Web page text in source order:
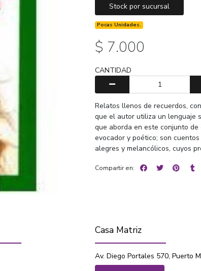
Stock por sucursal
Pocas Unidades.
$ 7.000
CANTIDAD
Relatos llenos de recuerdos,
que el autor utiliza un lenguaje
que aborda en este conjunto
evocador y poético; son
alegres y melancólicos, cuyos
Compartir en:
Casa Matriz
Av. Diego Portales 570, Puerto